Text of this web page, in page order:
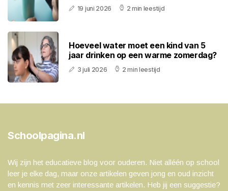
19 juni 2026 2 min leestijd
Hoeveel water moet een kind van 5
jaar drinken op een warme zomerdag?
3 juli 2026 2 min leestijd
Schoolpagina.nl
Wij zijn het educatieve blog voor ouderen. Niet alléén op school
leer je elke dag, maar onze artikelen geven jong en oud inzicht
en kennis met zeer interessante artikelen. Heb jij een suggestie?